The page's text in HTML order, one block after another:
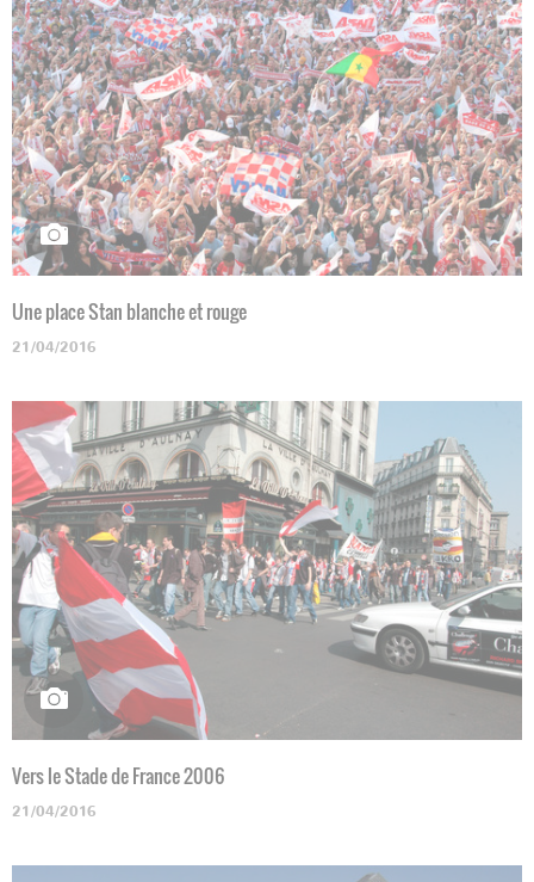
Une place Stan blanche et rouge
21/04/2016
Vers le Stade de France 2006
21/04/2016